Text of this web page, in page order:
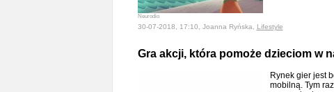
Neurodio
30-07-2018, 17:10, Joanna Ryńska, Lifestyle
Gra akcji, która pomoże dzieciom w
Rynek gier jest
mobilną. Tym